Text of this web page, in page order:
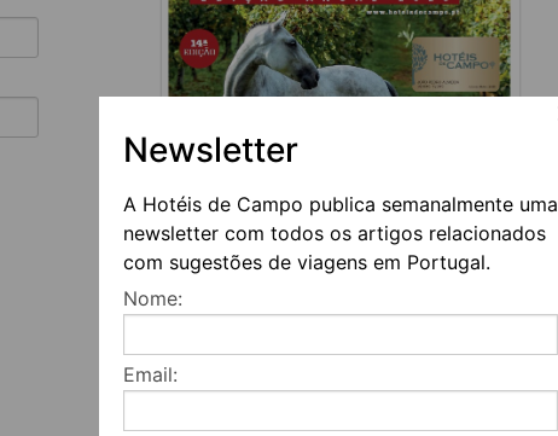
Newsletter
A Hotéis de Campo publica semanalmente uma
newsletter com todos os artigos relacionados
com sugestões de viagens em Portugal.
Nome:
Email: